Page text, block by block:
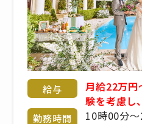
給与
月給22万
験を考慮し
勤務時間
10時00分